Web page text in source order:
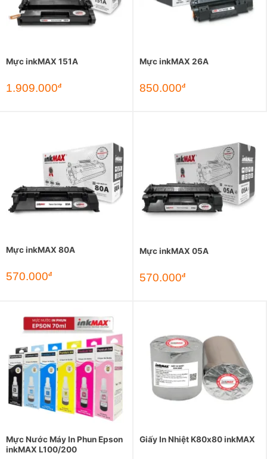
Mực inkMAX 151A
1.909.000đ
Mực inkMAX 26A
850.000đ
Mực inkMAX 80A
570.000đ
Mực inkMAX 05A
570.000đ
Mực Nước Máy In Phun Epson
inkMAX L100/200
Giấy In Nhiệt K80x80 inkMAX